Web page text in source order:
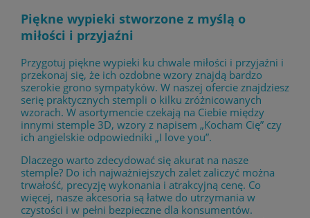
Piękne wypieki stworzone z myślą o
miłości i przyjaźni
Przygotuj piękne wypieki ku chwale miłości i przyjaźni i
przekonaj się, że ich ozdobne wzory znajdą bardzo
szerokie grono sympatyków. W naszej ofercie znajdziesz
serię praktycznych stempli o kilku zróżnicowanych
wzorach. W asortymencie czekają na Ciebie między
innymi stemple 3D, wzory z napisem „Kocham Cię” czy
ich angielskie odpowiedniki „I love you”.
Dlaczego warto zdecydować się akurat na nasze
stemple? Do ich najważniejszych zalet zaliczyć można
trwałość, precyzję wykonania i atrakcyjną cenę. Co
więcej, nasze akcesoria są łatwe do utrzymania w
czystości i w pełni bezpieczne dla konsumentów.